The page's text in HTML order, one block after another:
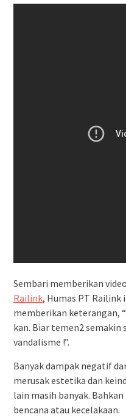
Sembari memberikan
Railink, Humas PT Railink
memberikan keterangan,
kan. Biar temen2 semakin
vandalisme !”.
Banyak dampak negatif
merusak estetika dan
lain masih banyak.
bencana atau kecelakaan.